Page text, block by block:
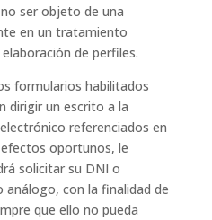
ser objeto de una
en un tratamiento
de perfiles.
formularios habilitados
dirigir un escrito a la
referenciados en
oportunos, le
solicitar su DNI o
con la finalidad de
que ello no pueda